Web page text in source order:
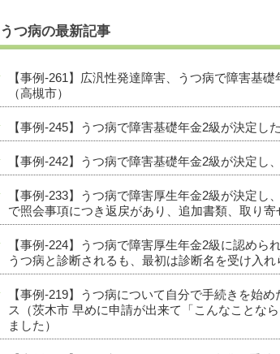
うつ病の最新記事
【事例-261】広汎性発達障害、うつ病で障害基
（高槻市）
【事例-245】うつ病で障害基礎年金2級が決定し
【事例-242】うつ病で障害基礎年金2級が決定し
【事例-233】うつ病で障害厚生年金2級が決定
で照会事項につき返戻があり、追加書類、取り寄
【事例-224】うつ病で障害厚生年金2級に認めら
うつ病と診断されるも、最初は診断名を受け入れ
【事例-219】うつ病について自分で手続きを始
ス（茨木市 早めに申請が出来て「こんなことな
ました）